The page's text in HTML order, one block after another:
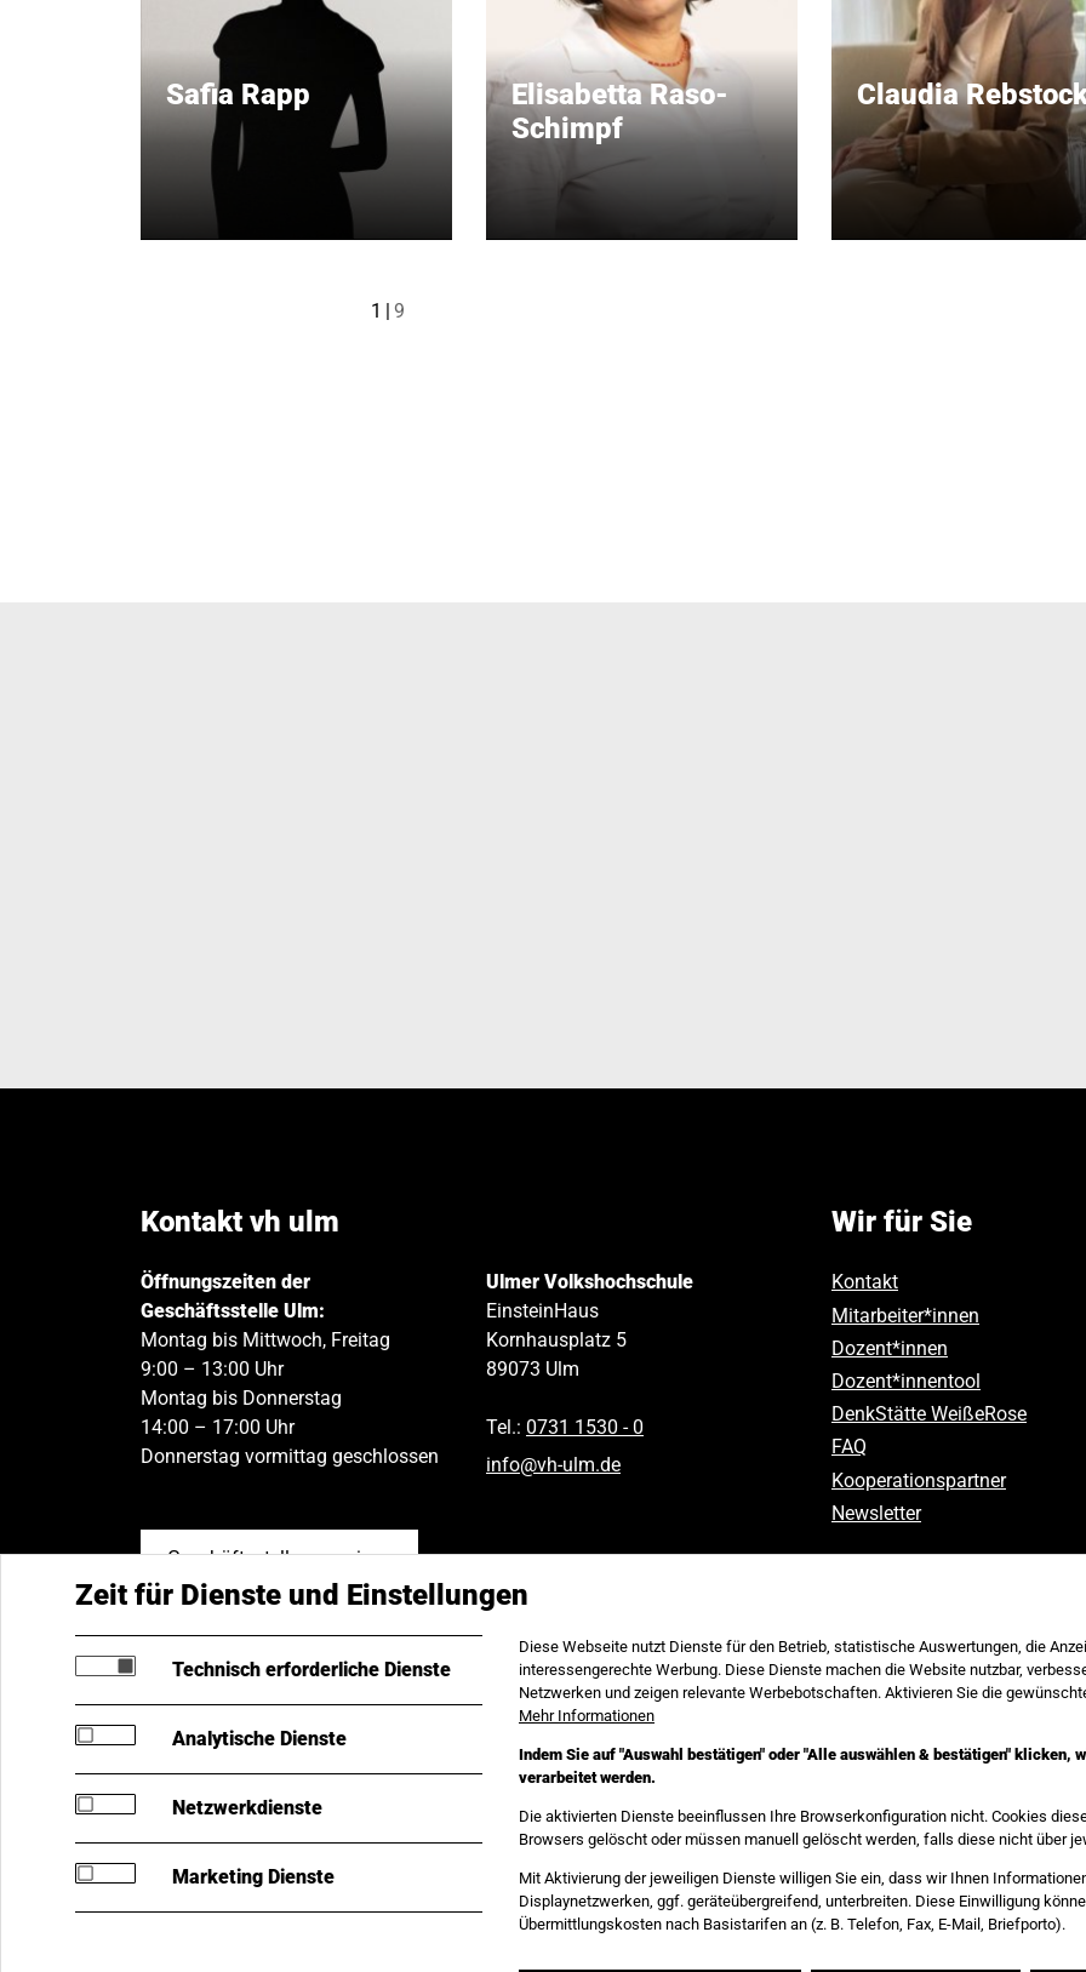
Safia Rapp
Elisabetta Raso-
Schimpf
Claudia
1 9
Kontakt vh ulm
Öffnungszeiten der
Geschäftsstelle Ulm:
Montag bis Mittwoch, Freitag
9:00 – 13:00 Uhr
Montag bis Donnerstag
14:00 – 17:00 Uhr
Donnerstag vormittag geschlossen
Geschäftsstellen anzeigen
Ulmer Volkshochschule
EinsteinHaus
Kornhausplatz 5
89073 Ulm
Tel.: 0731 1530 ‑ 0
info@vh-ulm.de
Wir für Sie
Kontakt
Mitarbeiter*innen
Dozent*innen
Dozent*innentool
DenkStätte WeißeRose
FAQ
Kooperationspartner
Newsletter